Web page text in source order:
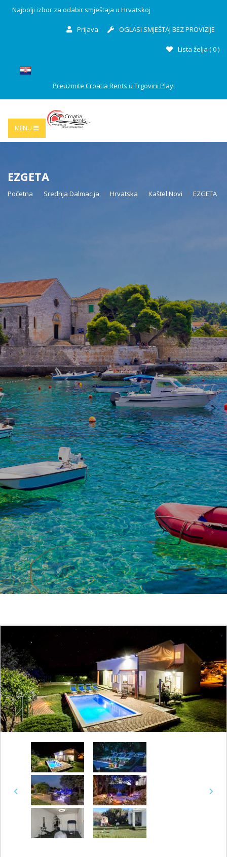
Najbolji izbor za odabir smještaja u Hrvatskoj
Prijava OGLASI SMJEŠTAJ BEZ PROVIZIJE
Lista želja (0)
Preuzmite Croatia Rents u Trgovini Play!
MENU
EZGETA
Početna Srednja Dalmacija Hrvatska Kaštel Novi EZGETA
Previous Next